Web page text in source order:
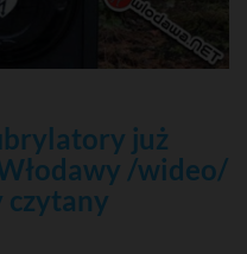
już
/wideo/
czytany